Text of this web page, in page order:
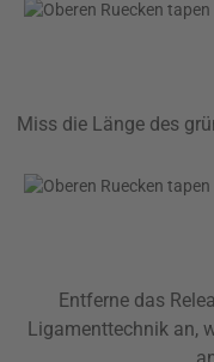
Miss die Länge des
Entferne das
Ligamenttechnik an,